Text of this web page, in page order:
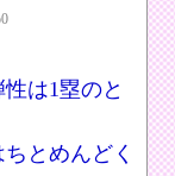
は1塁のと
とめんどく